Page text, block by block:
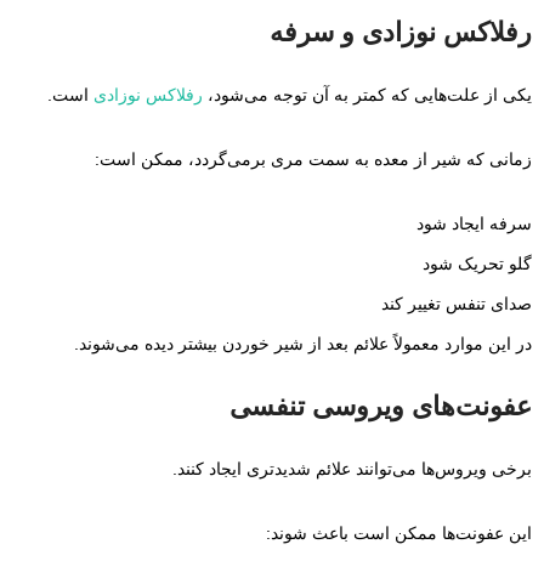
رفلاکس نوزادی و سرفه
یکی از علت‌هایی که کمتر به آن توجه می‌شود، رفلاکس نوزادی است.
زمانی که شیر از معده به سمت مری برمی‌گردد، ممکن است:
سرفه ایجاد شود
گلو تحریک شود
صدای تنفس تغییر کند
در این موارد معمولاً علائم بعد از شیر خوردن بیشتر دیده می‌شوند.
عفونت‌های ویروسی تنفسی
برخی ویروس‌ها می‌توانند علائم شدیدتری ایجاد کنند.
این عفونت‌ها ممکن است باعث شوند: